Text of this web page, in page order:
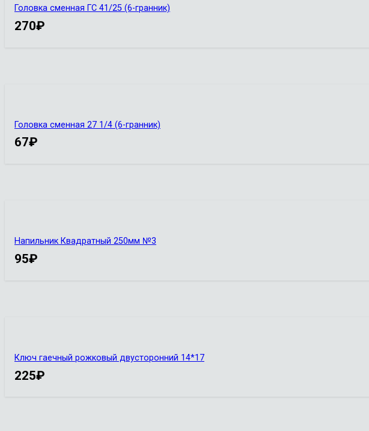
Головка сменная ГС 41/25 (6-гранник)
270₽
Головка сменная 27 1/4 (6-гранник)
67₽
Напильник Квадратный 250мм №3
95₽
Ключ гаечный рожковый двусторонний 14*17
225₽